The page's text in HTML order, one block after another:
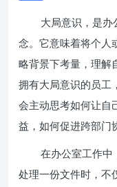
大局意识，是
念。它意味着将个人
略背景下考量，理解
拥有大局意识的员工
会主动思考如何让自
益，如何促进跨部门
在办公室工作中
处理一份文件时，不